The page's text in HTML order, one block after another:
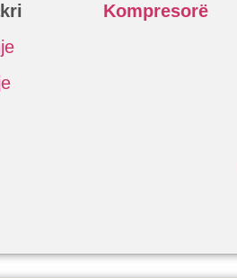
Kompresorë